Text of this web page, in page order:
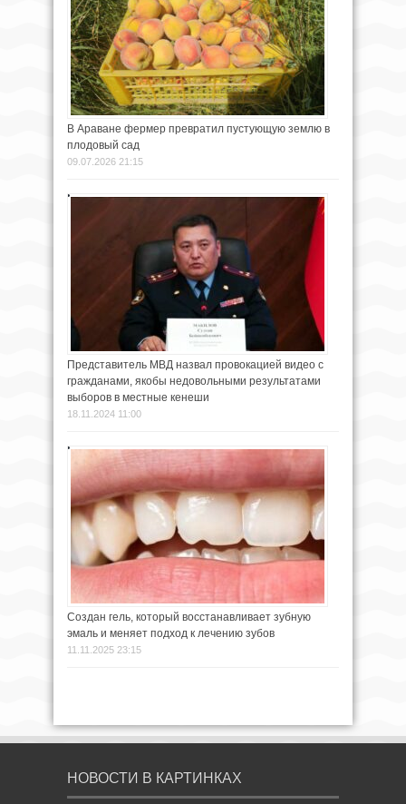
В Араване фермер превратил пустующую землю в
плодовый сад
09.07.2026 21:15
Представитель МВД назвал провокацией видео с
гражданами, якобы недовольными результатами
выборов в местные кенеши
18.11.2024 11:00
Создан гель, который восстанавливает зубную
эмаль и меняет подход к лечению зубов
11.11.2025 23:15
НОВОСТИ В КАРТИНКАХ